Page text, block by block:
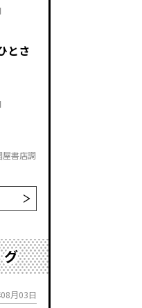
とさ
書店調
グ
月03日